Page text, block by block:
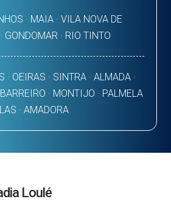
· MAIA · VILA NOVA DE
GONDOMAR · RIO TINTO
· OEIRAS · SINTRA · ALMADA ·
· MONTIJO · PALMELA
· AMADORA
Loulé